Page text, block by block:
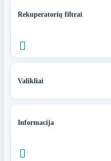
Rekuperatorių filtrai

Valikliai
Informacija
